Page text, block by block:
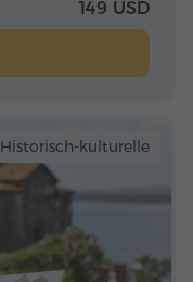
149 USD
Historisch-kulturelle